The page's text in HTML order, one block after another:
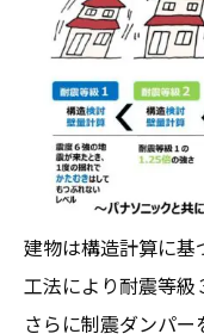
建物は構造計算に基
工法により耐震等級
さらに制震ダンパ